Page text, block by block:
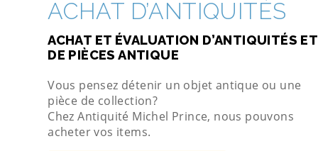
ACHAT D’ANTIQUITÉS
ACHAT ET ÉVALUATION D’ANTIQUITÉS ET
DE PIÈCES ANTIQUE
Vous pensez détenir un objet antique ou une
pièce de collection?
Chez Antiquité Michel Prince, nous pouvons
acheter vos items.